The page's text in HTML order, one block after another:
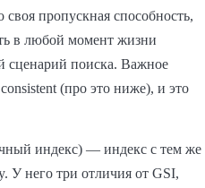
пропускная способность,
в любой момент жизни
сценарий поиска. Важное
(про это ниже), и это
индекс) — индекс с тем же
У него три отличия от GSI,